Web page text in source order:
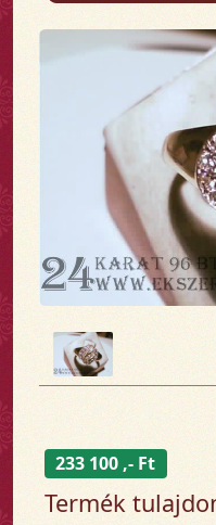
233 100 ,- Ft
Termék